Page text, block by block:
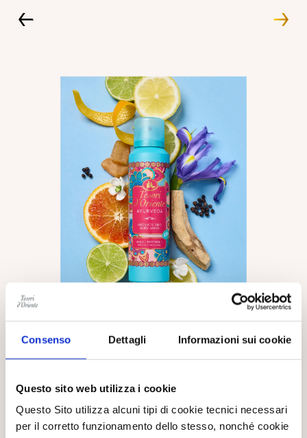
Consenso Dettagli Informazioni sui cookie
Questo sito web utilizza i cookie
Questo Sito utilizza alcuni tipi di cookie tecnici necessari
per il corretto funzionamento dello stesso, nonché cookie
Un Deo Body Spay Aromatico ispirato ai rituali ayurvedici. La
sua fragranza calda e armoniosa, con note speziate e fiorite,